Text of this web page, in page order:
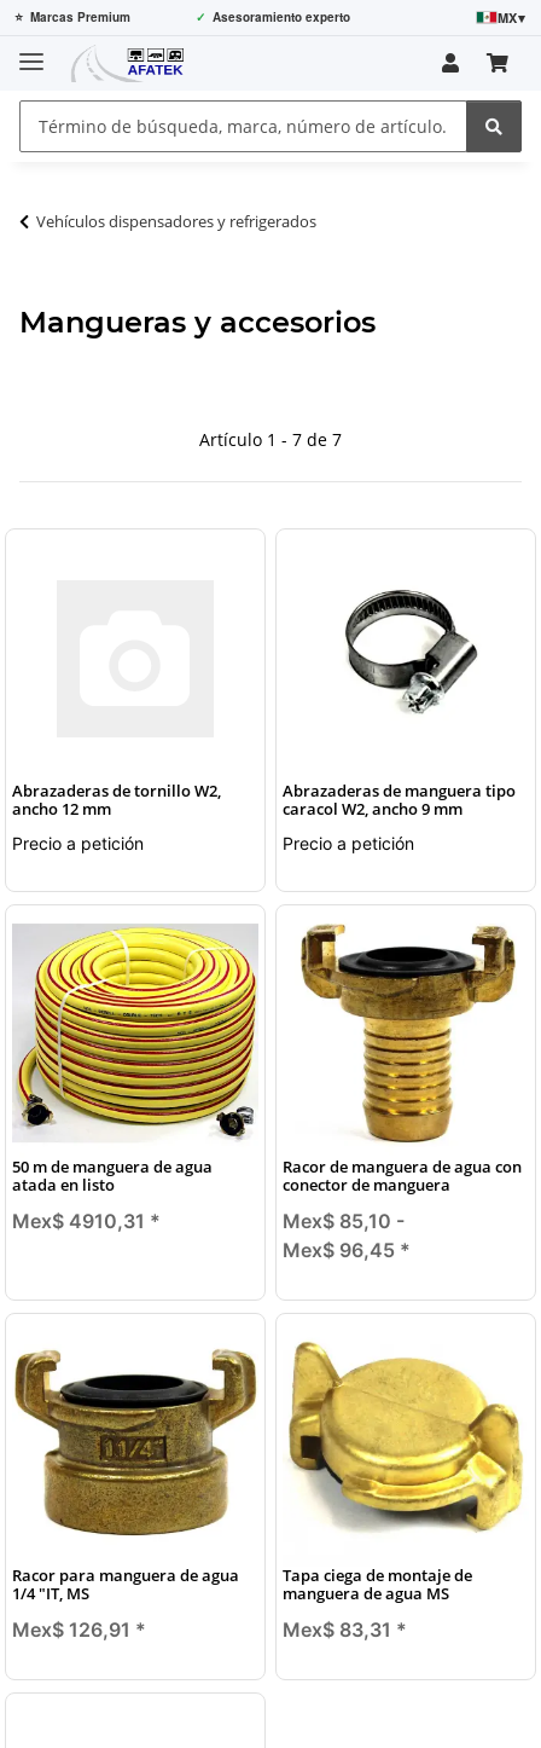
⭐ Marcas Premium ✓ Asesoramiento experto MX▾
Vehículos dispensadores y refrigerados
Mangueras y accesorios
Artículo 1 - 7 de 7
Abrazaderas de tornillo W2,
ancho 12 mm
Precio a petición
Abrazaderas de manguera tipo
caracol W2, ancho 9 mm
Precio a petición
50 m de manguera de agua
atada en listo
Mex$ 4910,31 *
Racor de manguera de agua con
conector de manguera
Mex$ 85,10 -
Mex$ 96,45 *
Racor para manguera de agua
1/4 "IT, MS
Mex$ 126,91 *
Tapa ciega de montaje de
manguera de agua MS
Mex$ 83,31 *